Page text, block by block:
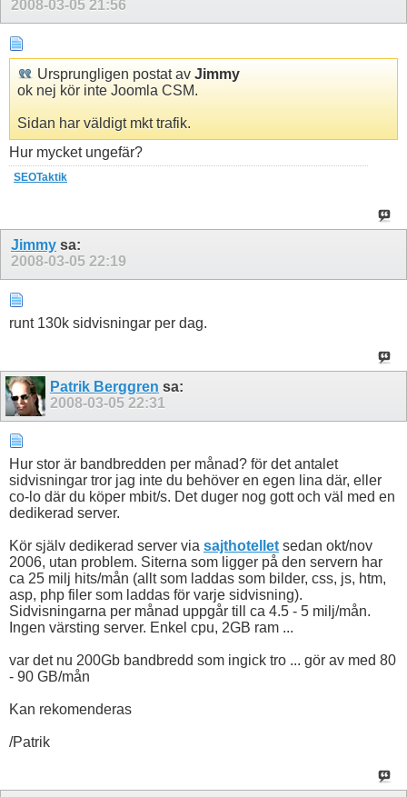
2008-03-05 21:56
Ursprungligen postat av Jimmy
ok nej kör inte Joomla CSM.
Sidan har väldigt mkt trafik.
Hur mycket ungefär?
SEOTaktik
Jimmy sa:
2008-03-05 22:19
runt 130k sidvisningar per dag.
Patrik Berggren sa:
2008-03-05 22:31
Hur stor är bandbredden per månad? för det antalet
sidvisningar tror jag inte du behöver en egen lina där, eller
co-lo där du köper mbit/s. Det duger nog gott och väl med en
dedikerad server.
Kör själv dedikerad server via sajthotellet sedan okt/nov
2006, utan problem. Siterna som ligger på den servern har
ca 25 milj hits/mån (allt som laddas som bilder, css, js, htm,
asp, php filer som laddas för varje sidvisning).
Sidvisningarna per månad uppgår till ca 4.5 - 5 milj/mån.
Ingen värsting server. Enkel cpu, 2GB ram ...
var det nu 200Gb bandbredd som ingick tro ... gör av med 80
- 90 GB/mån
Kan rekomenderas
/Patrik